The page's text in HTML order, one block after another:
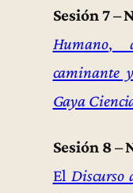
Sesión 7 –
Humano,
caminante
Gaya
Sesión 8 –
El Discurso